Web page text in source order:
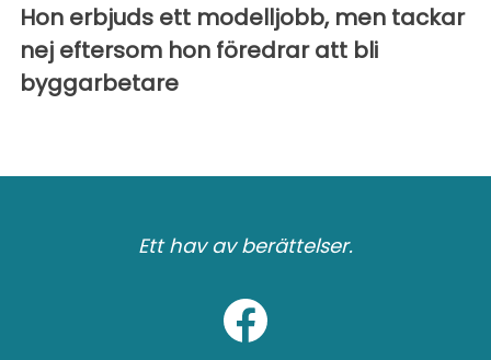
Hon erbjuds ett modelljobb, men tackar
nej eftersom hon föredrar att bli
byggarbetare
Ett hav av berättelser.